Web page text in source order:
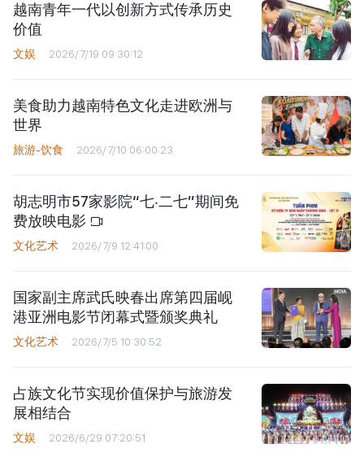
越南青年一代以创新方式传承历史
价值
文娱 2026/7/19 09:30:12
美食助力越南特色文化走进欧洲与
世界
旅游-饮食 2026/7/10 06:00:23
胡志明市57家影院“七‧二七”期间免
费放映电影
文化艺术 2026/7/9 12:41:00
国家副主席武氏映春出席第四届岘
港亚洲电影节闭幕式暨颁奖典礼
文化艺术 2026/7/5 10:30:52
占族文化节实现价值保护与旅游发
展相结合
文娱 2026/6/29 07:20:51